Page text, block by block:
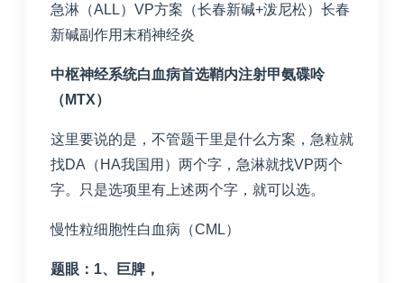
急淋（ALL）VP方案（长春新碱+泼尼松）长春
新碱副作用末稍神经炎
中枢神经系统白血病首选鞘内注射甲氨碟呤
（ MTX）
这里要说的是，不管题干里是什么方案，急粒就
找DA（HA我国用）两个字，急淋就找VP两个
字。只是选项里有上述两个字，就可以选。
慢性粒细胞性白血病（CML）
题眼： 1、巨脾，